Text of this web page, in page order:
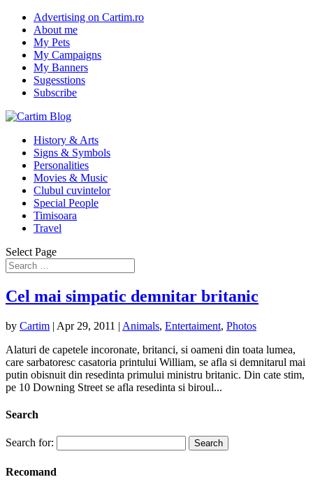
Advertising on Cartim.ro
About me
My Pets
My Campaigns
My Banners
Sugesstions
Subscribe
History & Arts
Signs & Symbols
Personalities
Movies & Music
Clubul cuvintelor
Special People
Timisoara
Travel
Select Page
Cel mai simpatic demnitar britanic
by Cartim | Apr 29, 2011 | Animals, Entertaiment, Photos
Alaturi de capetele incoronate, britanci, si oameni din toata lumea,
care sarbatoresc casatoria printului William, se afla si demnitarul mai
putin obisnuit din resedinta primului ministru britanic. Din cate stim,
pe 10 Downing Street se afla resedinta si biroul...
Search
Search for:
Recomand